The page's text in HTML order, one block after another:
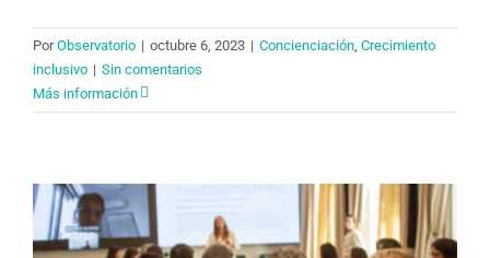
PorObservatorio | octubre 6, 2023 | Concienciación Crecimiento
inclusivo | Sin comentarios
Más información